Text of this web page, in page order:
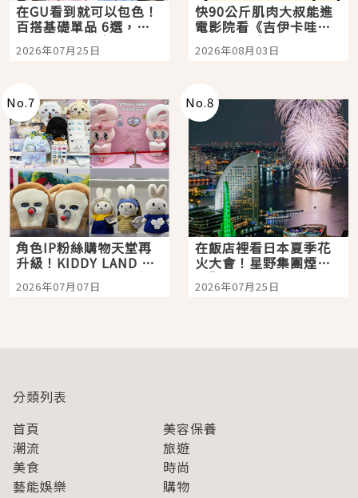
在GU看到就可以包色！
百搭基礎單品 6選，閉
眼全收也不心疼
2026年07月25日
快90公斤肌肉大叔能進
電影院看《吉伊卡哇》
嗎？日本重金屬樂團
「打首」會長與nagano
2026年08月03日
No.7
角色IP粉絲購物天堂再
升級！KIDDY LAND 原
宿店吉伊卡哇迎客，新
開幕 OMOKADO 店3分
2026年07月07日
No.8
在飯店裡看日本夏季花
火大會！星野集團煙火
景觀飯店6選，讓你不用
人擠人悠閒欣賞
2026年07月25日
分類列表
首頁
美容保養
潮流
旅遊
美食
時尚
藝能娛樂
購物